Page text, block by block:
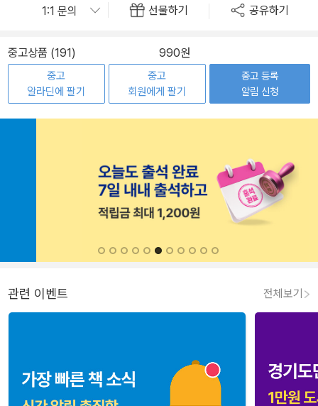
선물하기 공유하기
중고상품 (191) 990원
중고
알라딘에 팔기
중고
회원에게 팔기
중고 등록
알림 신청
관련 이벤트 전체보기